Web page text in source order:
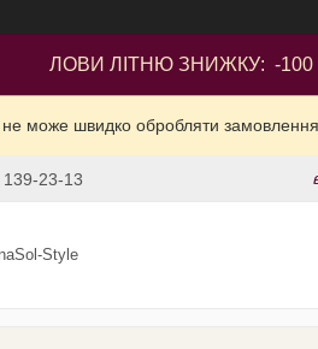
ЛОВИ ЛІТНЮ ЗНИЖКУ: -100
може швидко обробляти
23-13
Style